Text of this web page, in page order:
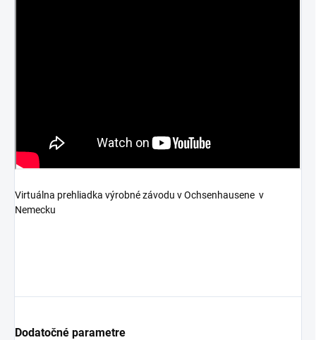
Virtuálna prehliadka výrobné závodu v Ochsenhausene v
Nemecku
Dodatočné parametre